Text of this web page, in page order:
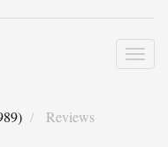
Reviews